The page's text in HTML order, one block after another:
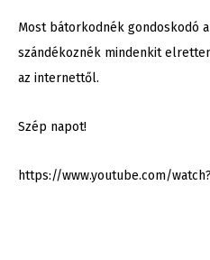
Most bátorkodnék gondoskodó
szándékoznék mindenkit
az internettől.
Szép napot!
https://www.youtube.com/